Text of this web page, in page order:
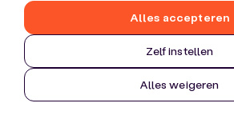
Zelf instellen
Alles weigeren
Alles accepteren